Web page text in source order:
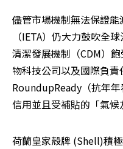
儘管市場機制無法保證
（IETA）仍大力鼓吹全
清潔發展機制（CDM）
物科技公司以及國際負
RoundupReady（抗年
信用並且受補貼的「氣候
荷蘭皇家殼牌 (Shell)積